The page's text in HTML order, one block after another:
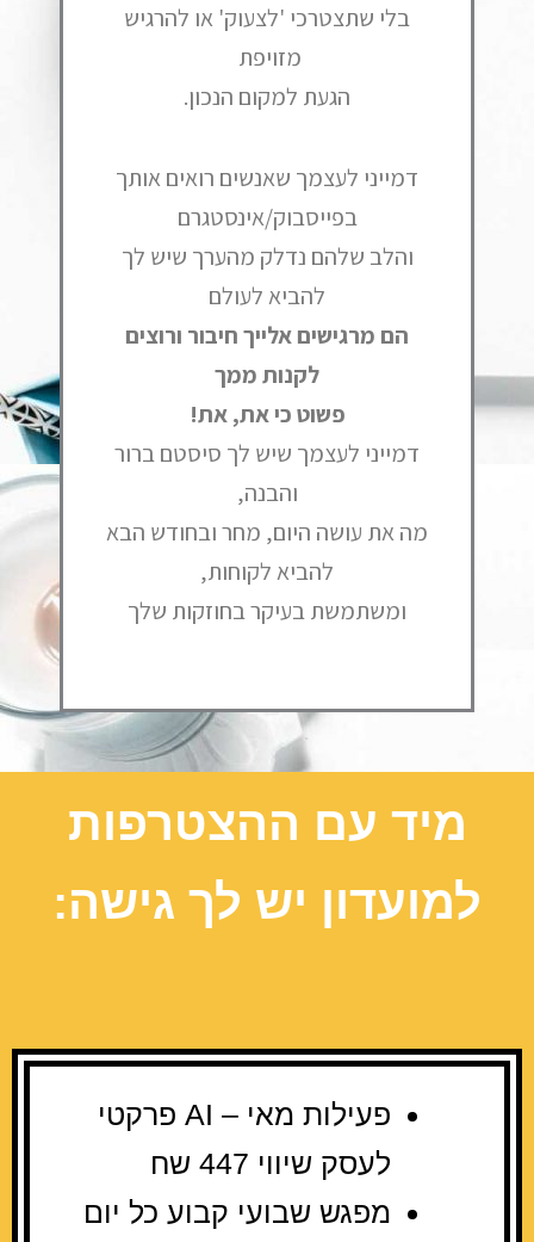
בלי שתצטרכי 'לצעוק' או להרגיש
מזויפת
הגעת למקום הנכון.
דמייני לעצמך שאנשים רואים אותך
בפייסבוק/אינסטגרם
והלב שלהם נדלק מהערך שיש לך
להביא לעולם
הם מרגישים אלייך חיבור ורוצים
לקנות ממך
פשוט כי את, את!
דמייני לעצמך שיש לך סיסטם ברור
והבנה,
מה את עושה היום, מחר ובחודש הבא
להביא לקוחות,
ומשתמשת בעיקר בחוזקות שלך
מיד עם ההצטרפות
למועדון יש לך גישה​:
פעילות מאי – AI פרקטי
לעסק שיווי 447 שח
מפגש שבועי קבוע כל יום